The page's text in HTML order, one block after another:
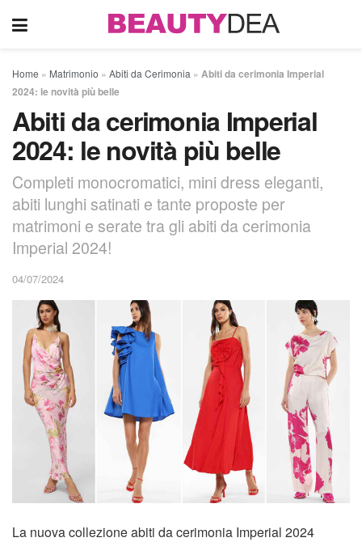
Home » Matrimonio » Abiti da Cerimonia » Abiti da cerimonia Imperial
2024: le novità più belle
Abiti da cerimonia Imperial
2024: le novità più belle
Completi monocromatici, mini dress eleganti,
abiti lunghi satinati e tante proposte per
matrimoni e serate tra gli abiti da cerimonia
Imperial 2024!
04/07/2024
La nuova collezione abiti da cerimonia Imperial 2024